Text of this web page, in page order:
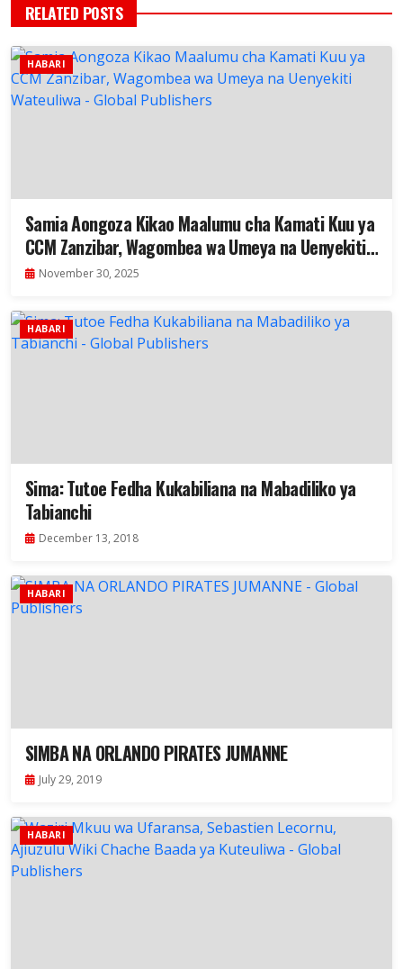
RELATED POSTS
HABARI
Samia Aongoza Kikao Maalumu cha Kamati Kuu ya
CCM Zanzibar, Wagombea wa Umeya na Uenyekiti
Wateuliwa
November 30, 2025
HABARI
Sima: Tutoe Fedha Kukabiliana na Mabadiliko ya
Tabianchi
December 13, 2018
HABARI
SIMBA NA ORLANDO PIRATES JUMANNE
July 29, 2019
HABARI